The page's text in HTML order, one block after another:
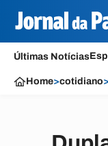
Últimas Notícias
Home>cotidiano>